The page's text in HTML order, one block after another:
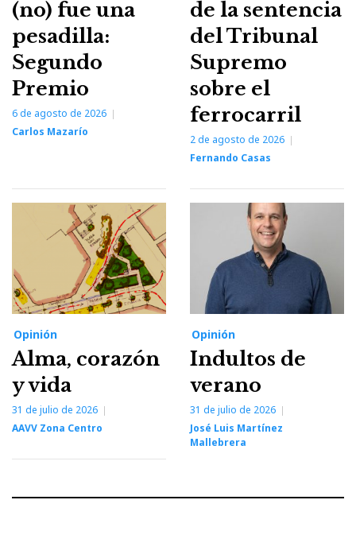
(no) fue una
pesadilla:
Segundo
Premio
6 de agosto de 2026
Carlos Mazarío
de la sentencia
del Tribunal
Supremo
sobre el
ferrocarril
2 de agosto de 2026
Fernando Casas
Opinión
Alma, corazón
y vida
31 de julio de 2026
AAVV Zona Centro
Opinión
Indultos de
verano
31 de julio de 2026
José Luis Martínez
Mallebrera